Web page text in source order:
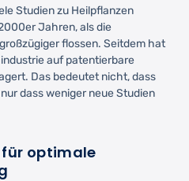
Studien zu Heilpflanzen
Jahren, als die
flossen. Seitdem hat
auf patentierbare
Das bedeutet nicht, dass
dass weniger neue Studien
für optimale